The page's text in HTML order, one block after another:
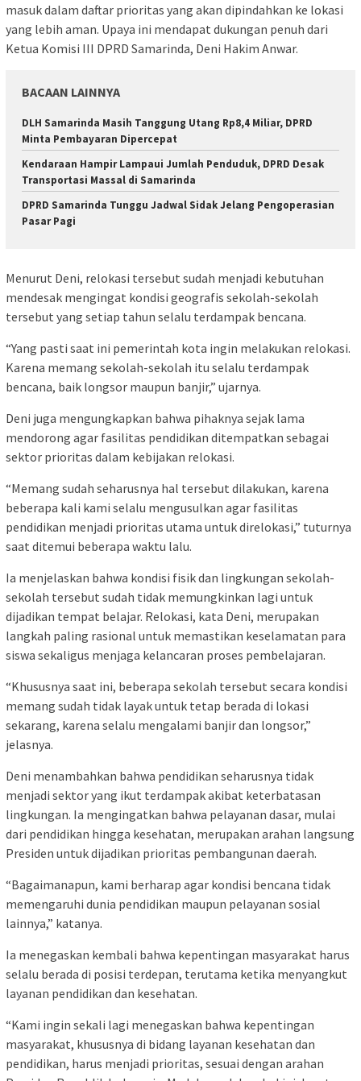
masuk dalam daftar prioritas yang akan dipindahkan ke lokasi
yang lebih aman. Upaya ini mendapat dukungan penuh dari
Ketua Komisi III DPRD Samarinda, Deni Hakim Anwar.
BACAAN LAINNYA
DLH Samarinda Masih Tanggung Utang Rp8,4 Miliar, DPRD
Minta Pembayaran Dipercepat
Kendaraan Hampir Lampaui Jumlah Penduduk, DPRD Desak
Transportasi Massal di Samarinda
DPRD Samarinda Tunggu Jadwal Sidak Jelang Pengoperasian
Pasar Pagi
Menurut Deni, relokasi tersebut sudah menjadi kebutuhan
mendesak mengingat kondisi geografis sekolah-sekolah
tersebut yang setiap tahun selalu terdampak bencana.
“Yang pasti saat ini pemerintah kota ingin melakukan relokasi.
Karena memang sekolah-sekolah itu selalu terdampak
bencana, baik longsor maupun banjir,” ujarnya.
Deni juga mengungkapkan bahwa pihaknya sejak lama
mendorong agar fasilitas pendidikan ditempatkan sebagai
sektor prioritas dalam kebijakan relokasi.
“Memang sudah seharusnya hal tersebut dilakukan, karena
beberapa kali kami selalu mengusulkan agar fasilitas
pendidikan menjadi prioritas utama untuk direlokasi,” tuturnya
saat ditemui beberapa waktu lalu.
Ia menjelaskan bahwa kondisi fisik dan lingkungan sekolah-
sekolah tersebut sudah tidak memungkinkan lagi untuk
dijadikan tempat belajar. Relokasi, kata Deni, merupakan
langkah paling rasional untuk memastikan keselamatan para
siswa sekaligus menjaga kelancaran proses pembelajaran.
“Khususnya saat ini, beberapa sekolah tersebut secara kondisi
memang sudah tidak layak untuk tetap berada di lokasi
sekarang, karena selalu mengalami banjir dan longsor,”
jelasnya.
Deni menambahkan bahwa pendidikan seharusnya tidak
menjadi sektor yang ikut terdampak akibat keterbatasan
lingkungan. Ia mengingatkan bahwa pelayanan dasar, mulai
dari pendidikan hingga kesehatan, merupakan arahan langsung
Presiden untuk dijadikan prioritas pembangunan daerah.
“Bagaimanapun, kami berharap agar kondisi bencana tidak
memengaruhi dunia pendidikan maupun pelayanan sosial
lainnya,” katanya.
Ia menegaskan kembali bahwa kepentingan masyarakat harus
selalu berada di posisi terdepan, terutama ketika menyangkut
layanan pendidikan dan kesehatan.
“Kami ingin sekali lagi menegaskan bahwa kepentingan
masyarakat, khususnya di bidang layanan kesehatan dan
pendidikan, harus menjadi prioritas, sesuai dengan arahan